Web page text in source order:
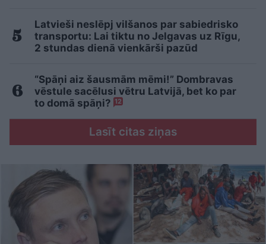
Latvieši neslēpj vilšanos par sabiedrisko
transportu: Lai tiktu no Jelgavas uz Rīgu,
2 stundas dienā vienkārši pazūd
“Spāņi aiz šausmām mēmi!” Dombravas
vēstule sacēlusi vētru Latvijā, bet ko par
to domā spāņi? 12
Lasīt citas ziņas